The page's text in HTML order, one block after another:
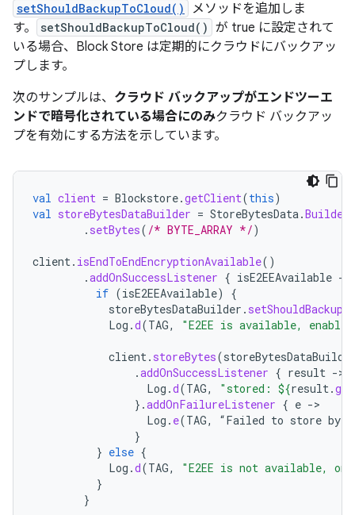
setShouldBackupToCloud()
メソッドを追加しま
す。
setShouldBackupToCloud() が true に設定されて
いる場合、Block Store は定期的にクラウドにバックアッ
プします。
次のサンプルは、 クラウド バックアップがエンドツーエ
ンドで暗号化されている場合にのみクラウド バックアッ
プを有効にする方法を示しています。
val client = Blockstore.getClient(this)
val storeBytesDataBuilder = StoreBytesData.Builder
. setBytes( /* BYTE_ARRAY */)
client. isEndToEndEncryptionAvailable()
.addOnSuccessListener { isE2EEAvailable -
if (isE2EEAvailable)
{
storeBytesDataBuilder .
Log .d(TAG, "E2EE is available,
client. storeBytes(
.addOnSuccessListener { result -
Log .d(TAG, "stored: ${result.
}.addOnFailureListener { e -
Log . e(TAG, “Failed to store
}
} else {
Log .d(TAG,
"E2EE is not available,
}
}